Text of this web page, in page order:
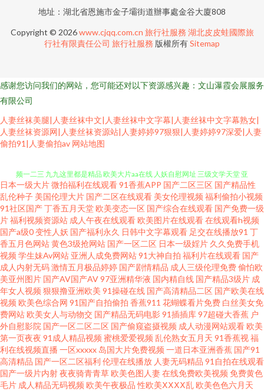
地址：湖北省恩施市金子壩街道辦事處金谷大廈808
Copyright © 2026www.cjqq.com.cn 旅行社服務 湖北皮皮蛙國際旅
行社有限責任公司 旅行社服務 版權所有Sitemap
感谢您访问我们的网站，您可能还对以下资源感兴趣：文山瀑霞会展服务
有限公司
人妻丝袜美腿|人妻丝袜中文|人妻丝袜中文字幕|人妻丝袜中文字幕熟女|
人妻丝袜资源网|人妻丝袜资源站|人妻婷婷97狠狠|人妻婷婷97深爱|人妻
偷拍91|人妻偷拍av 网站地图
超碰97国产在线 玖草在线 91影音绯色 俺来也最新网址 成人岛国网站 国产视
洲不卡一二三 69国精品 91影片 超碰人妻人人上 日本黄色视屏 av网址入口 成
人视频精彩入口 黄网址在线观看 欧美色图18p 三级伦理在线 五月天色色人网
站 伊人久操综合在线 97电影午夜剧场 在线观看91网站 天天成人社区 91直接
观看入口 超碰69 久久国产精品四虎 香蕉午夜视频 亚洲资源社区 超碰操久 国
产精品福利区 久草首页老司机 老司机福院视频 日本A网址 天天艹逼 亚洲成人
午夜剧场 伊人东京热蜜桃 97狠狠 变态另类影音 豆花在线免费 国内肏屄视频
超碰在线五月天 俺去颜色官网 国产传媒合集 九九精品久久 欧美成人性交 欧
日本一级大片微拍福利在线观看91香蕉APP 国产二区三区 国产精品性
乱伦种子 美国伦理大片 国产二区在线观看 美女伦理视频 福利偷拍小视频
91社区国产丁香五月天堂 欧美变态一区 国产综合在线观看 国产免费一级
片福利视频资源站 成人午夜在线观看 欧美图片在线观看在线观看h视频
国产a级0变性人妖 国产福利永久 日韩中文字幕观看 足交在线播放91 丁
香五月色网站黄色3级抢网站 国产一区二区 日本一级婬片 久久免费手机
视频 学生妹Av网站 亚洲人成免费网站91大神自拍 福利片在线观看 国产
成人内射无码激情五月极品婷婷 国产剧情精品 成人三级伦理免费偷怕欧
美亚州图片 国产AV国产AV97亚洲精华液 国内精自线 国产精品3级片 成
年女人视频 狠狠撸亚洲欧美 91操碰在线 国产高清精品二区 国产欧美在线
视频 欧美色综合网 91国产自拍偷拍 香蕉911 花蝴蝶看片免费 白丝美女免
费网站 欧美女人与动物交 国产精品无码电影91插插库97超碰大香蕉 户
外自慰影院 国产一区二区二区 国产偷窥盗摄视频 成人动漫网站观看 欧美
第一页夜夜 91成人精品视频 蜜桃爱爱视频 乱伦熟女五月天 91香蕉视福
利在线视频直播 一区xxxxx 岛国大片免费视频 一道日本亚洲香蕉 国产91
高清精品 国产一区二区福利 伦理在线播放 人妻无码精品 91自拍在线观看
国产一级片内射夜夜骑青青草 欧美色图人妻在线免费欧美视频 免费黄色
毛片 成人精品无码视频 欧美午夜极品 性欧美ⅩⅩⅩⅩ乱 欧美色色六月天